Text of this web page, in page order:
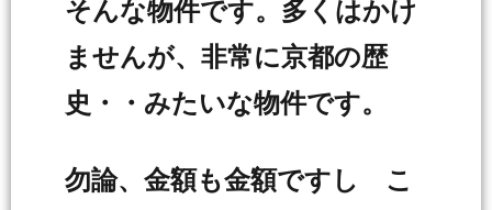
そんな物件です。多くはかけ
ませんが、非常に京都の歴
史・・みたいな物件です。
勿論、金額も金額ですし こ